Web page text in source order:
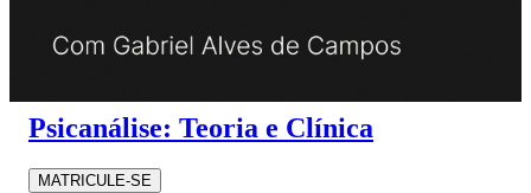
Psicanálise: Teoria e Clínica
MATRICULE-SE